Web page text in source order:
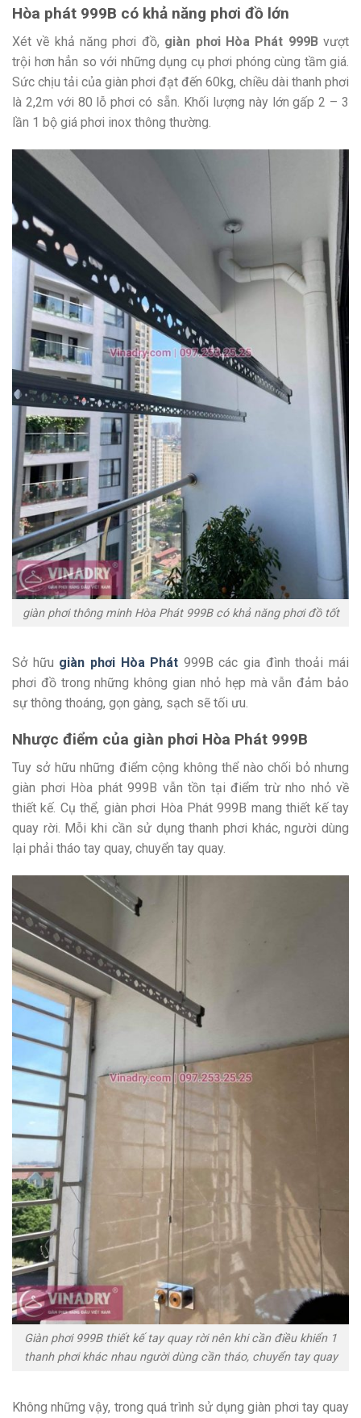
Hòa phát 999B có khả năng phơi đồ lớn
Xét về khả năng phơi đồ, giàn phơi Hòa Phát 999Bvượt
trội hơn hẳn so với những dụng cụ phơi phóng cùng tầm giá.
Sức chịu tải của giàn phơi đạt đến 60kg, chiều dài thanh phơi
là 2,2m với 80 lỗ phơi có sẵn. Khối lượng này lớn gấp 2 – 3
lần 1 bộ giá phơi inox thông thường.
giàn phơi thông minh Hòa Phát 999B có khả năng phơi đồ tốt
Sở hữu giàn phơi Hòa Phát 999B các gia đình thoải mái
phơi đồ trong những không gian nhỏ hẹp mà vẫn đảm bảo
sự thông thoáng, gọn gàng, sạch sẽ tối ưu.
Nhược điểm của giàn phơi Hòa Phát 999B
Tuy sở hữu những điểm cộng không thể nào chối bỏ nhưng
giàn phơi Hòa phát 999B vẫn tồn tại điểm trừ nho nhỏ về
thiết kế. Cụ thể, giàn phơi Hòa Phát 999B mang thiết kế tay
quay rời. Mỗi khi cần sử dụng thanh phơi khác, người dùng
lại phải tháo tay quay, chuyển tay quay.
Giàn phơi 999B thiết kế tay quay rời nên khi cần điều khiển 1
thanh phơi khác nhau người dùng cần tháo, chuyển tay quay
Không những vậy, trong quá trình sử dụng giàn phơi tay quay